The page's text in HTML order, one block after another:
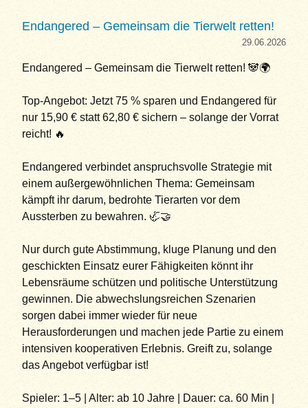
Endangered – Gemeinsam die Tierwelt retten!
29.06.2026
Endangered – Gemeinsam die Tierwelt retten! 🐼🌍
Top-Angebot: Jetzt 75 % sparen und Endangered für
nur 15,90 € statt 62,80 € sichern – solange der Vorrat
reicht! 🔥
Endangered verbindet anspruchsvolle Strategie mit
einem außergewöhnlichen Thema: Gemeinsam
kämpft ihr darum, bedrohte Tierarten vor dem
Aussterben zu bewahren. 🦏🤝
Nur durch gute Abstimmung, kluge Planung und den
geschickten Einsatz eurer Fähigkeiten könnt ihr
Lebensräume schützen und politische Unterstützung
gewinnen. Die abwechslungsreichen Szenarien
sorgen dabei immer wieder für neue
Herausforderungen und machen jede Partie zu einem
intensiven kooperativen Erlebnis. Greift zu, solange
das Angebot verfügbar ist!
Spieler: 1–5 | Alter: ab 10 Jahre | Dauer: ca. 60 Min |